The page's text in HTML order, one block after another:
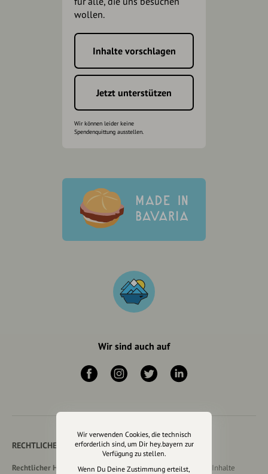
wollen.
Inhalte vorschlagen
Jetzt unterstützen
Wir können leider keine
Spendenquittung ausstellen.
Wir sind auch auf
RECHTLICHER HINWEIS UND TRANSPARENZHINWEIS
Rechtlicher Hinweis:Die auf dieser Website veröffentlichten Inhalte
Wir verwenden Cookies, die technisch
erforderlich sind, um Dir hey.bayern zur
Verfügung zu stellen.
Wenn Du Deine Zustimmung erteilst,